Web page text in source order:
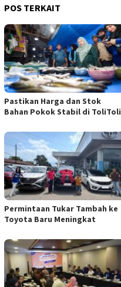
POS TERKAIT
Pastikan Harga dan Stok
Bahan Pokok Stabil di ToliToli
Permintaan Tukar Tambah ke
Toyota Baru Meningkat